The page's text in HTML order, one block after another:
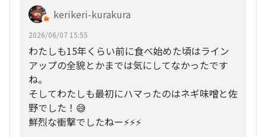
kerikeri-kurakura
2026/06/07 15:55
わたしも15年くらい前に食べ始めた頃はライン
アップの全貌とかまでは気にしてなかったです
ね。
そしてわたしも最初にハマったのはネギ味噌と佐
野でした！😅
鮮烈な衝撃でしたねー⚡️⚡️⚡️